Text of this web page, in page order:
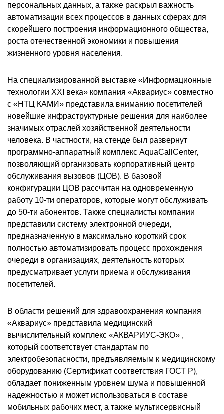
персональных данных, а также раскрыл важность
автоматизации всех процессов в данных сферах для
скорейшего построения информационного общества,
роста отечественной экономики и повышения
жизненного уровня населения.
На специализированной выставке «Информационные
технологии XXI века» компания «Аквариус» совместно
с «НТЦ КАМИ» представила вниманию посетителей
новейшие инфраструктурные решения для наиболее
значимых отраслей хозяйственной деятельности
человека. В частности, на стенде был развернут
программно-аппаратный комплекс AquaCallCenter,
позволяющий организовать корпоративный центр
обслуживания вызовов (ЦОВ). В базовой
конфигурации ЦОВ рассчитан на одновременную
работу 10-ти операторов, которые могут обслуживать
до 50-ти абонентов. Также специалисты компании
представили систему электронной очереди,
предназначенную в максимально короткий срок
полностью автоматизировать процесс прохождения
очереди в организациях, деятельность которых
предусматривает услуги приема и обслуживания
посетителей.
В области решений для здравоохранения компания
«Аквариус» представила медицинский
вычислительный комплекс «АКВАРИУС-ЭКО» ,
который соответствует стандартам по
электробезопасности, предъявляемым к медицинскому
оборудованию (Сертификат соответствия ГОСТ Р),
обладает пониженным уровнем шума и повышенной
надежностью и может использоваться в составе
мобильных рабочих мест, а также мультисервисный